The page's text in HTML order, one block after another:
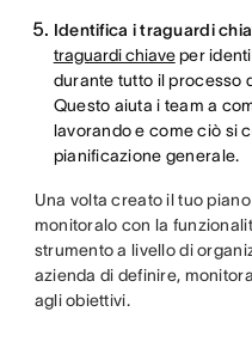
Identifica i traguardi
traguardi chiaveper
durante tutto il processo
Questo aiuta i team a
lavorando e come ciò si
pianificazione generale.
Una volta creato il tuo
monitoralo con la
strumento a livello di
azienda di definire,
agli obiettivi.